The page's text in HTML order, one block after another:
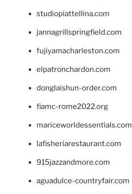
studiopiattellina.com
jannagrillspringfield.com
fujiyamacharleston.com
elpatronchardon.com
donglaishun-order.com
fiamc-rome2022.org
mariceworldessentials.com
lafisheriarestaurant.com
915jazzandmore.com
aguadulce-countryfair.com